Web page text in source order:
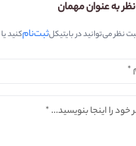
به عنوان مهمان
نظر می‌توانید در بایتیکلثبت‌نامکنید
*
خود را اینجا بنویسید... *